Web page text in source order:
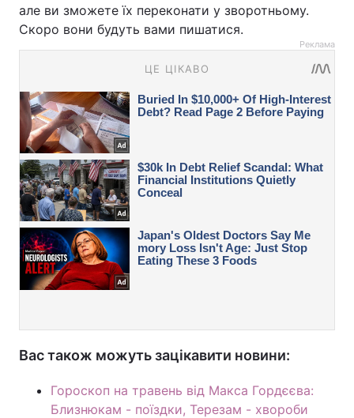
але ви зможете їх переконати у зворотньому.
Скоро вони будуть вами пишатися.
Реклама
Вас також можуть зацікавити новини:
Гороскоп на травень від Макса Гордєєва:
Близнюкам - поїздки, Терезам - хвороби